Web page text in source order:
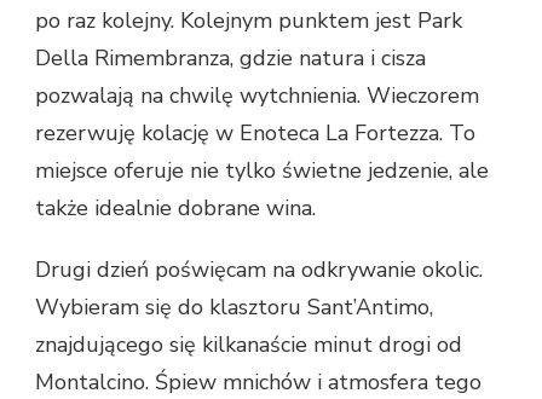
po raz kolejny. Kolejnym punktem jest Park
Della Rimembranza, gdzie natura i cisza
pozwalają na chwilę wytchnienia. Wieczorem
rezerwuję kolację w Enoteca La Fortezza. To
miejsce oferuje nie tylko świetne jedzenie, ale
także idealnie dobrane wina.
Drugi dzień poświęcam na odkrywanie okolic.
Wybieram się do klasztoru Sant’Antimo,
znajdującego się kilkanaście minut drogi od
Montalcino. Śpiew mnichów i atmosfera tego